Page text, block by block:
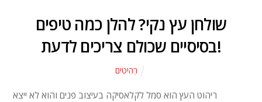
שולחן עץ נקי? להלן כמה טיפים
בסיסיים שכולם צריכים לדעת!
רְהִיטִים
ריהוט העץ הוא סמל לקלאסיקה בעיצוב פנים והוא לא ייצא